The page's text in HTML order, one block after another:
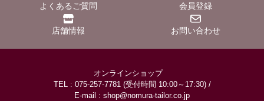
よくあるご質問 会員登録
店舗情報 お問い合わせ
オンラインショップ
TEL : 075-257-7781 (受付時間 10:00～17:30) /
E-mail : shop@nomura-tailor.co.jp